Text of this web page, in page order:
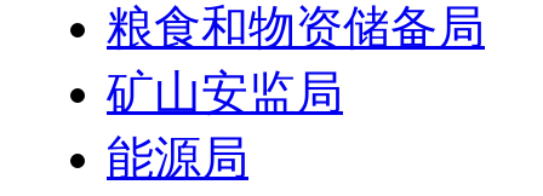
粮食和物资储备局
矿山安监局
能源局